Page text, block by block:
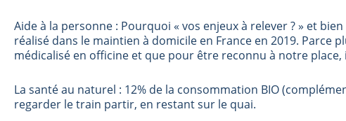
Aide à la personne : Pourquoi « vos enjeux à relever ? » et
réalisé dans le maintien à domicile en France en 2019. Parce
médicalisé en officine et que pour être reconnu à notre
La santé au naturel : 12% de la consommation BIO
regarder le train partir, en restant sur le quai.